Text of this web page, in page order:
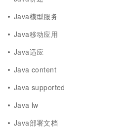
Java模型服务
Java移动应用
Java适应
Java content
Java supported
Java lw
Java部署文档